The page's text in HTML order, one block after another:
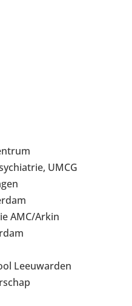
UMCG
AMC/Arkin
Leeuwarden